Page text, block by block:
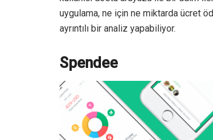
uygulama, ne için ne miktarda ücret
ayrıntılı bir analiz yapabiliyor.
Spendee